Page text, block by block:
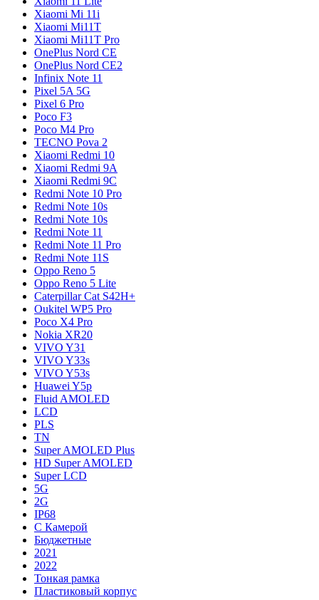
Xiaomi Mi 11i
Xiaomi Mi11T
Xiaomi Mi11T Pro
OnePlus Nord CE
OnePlus Nord CE2
Infinix Note 11
Pixel 5A 5G
Pixel 6 Pro
Poco F3
Poco M4 Pro
TECNO Pova 2
Xiaomi Redmi 10
Xiaomi Redmi 9A
Xiaomi Redmi 9C
Redmi Note 10 Pro
Redmi Note 10s
Redmi Note 10s
Redmi Note 11
Redmi Note 11 Pro
Redmi Note 11S
Oppo Reno 5
Oppo Reno 5 Lite
Caterpillar Cat S42H+
Oukitel WP5 Pro
Poco X4 Pro
Nokia XR20
VIVO Y31
VIVO Y33s
VIVO Y53s
Huawei Y5p
Fluid AMOLED
LCD
PLS
TN
Super AMOLED Plus
HD Super AMOLED
Super LCD
5G
2G
IP68
С Камерой
Бюджетные
2021
2022
Тонкая рамка
Пластиковый корпус